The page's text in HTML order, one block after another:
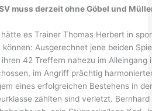
muss derzeit ohne Göbel und
es Trainer Thomas Herbert in
Ausgerechnet jene beiden
42 Treffern nahezu im Alleingang
im Angriff prächtig
eines erfolgreichen Bestehens in
zählten sind verletzt. Bernhard